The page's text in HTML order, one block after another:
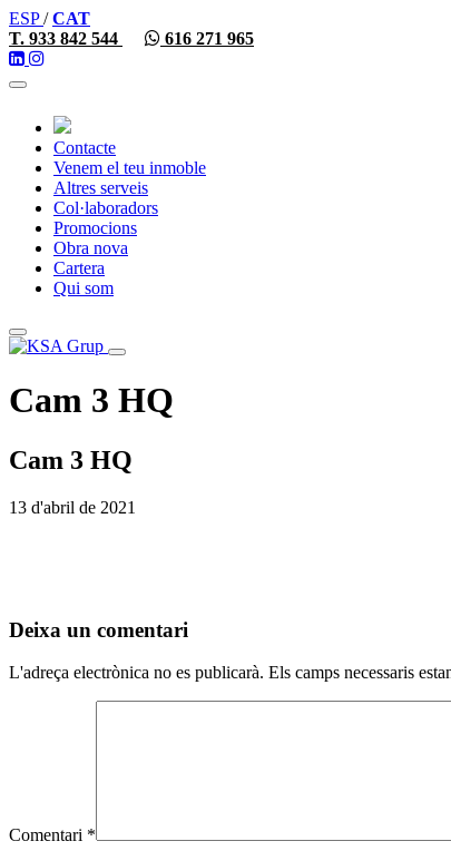
ESP/CAT
T. 933 842 544
616 271 965
Toggle
Contacte
Venem el teu inmoble
Altres serveis
Col·laboradors
Promocions
Obra nova
Cartera
Qui som
Toggle
navigation
Cam 3 HQ
Cam 3 HQ
13 d'abril de 2021
Deixa un comentari
L'adreça electrònica no es publicarà. Els camps necessaris
Comentari *